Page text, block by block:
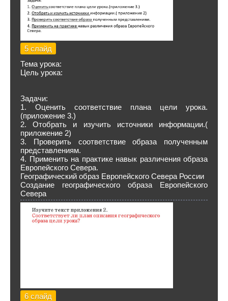
5 слайд
Тема урока:
Цель урока:
Задачи:
1. Оценить соответствие плана цели урока.
(приложение 3.)
2. Отобрать и изучить источники информации.(
приложение 2)
3. Проверить соответствие образа полученным
представлениям.
4. Применить на практике навык различения образа
Европейского Севера.
Географический образ Европейского Севера России
Создание географического образа Европейского
Севера
6 слайд